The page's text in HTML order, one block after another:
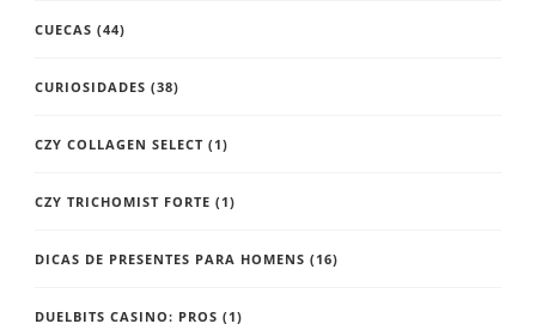
CUECAS (44)
CURIOSIDADES (38)
CZY COLLAGEN SELECT (1)
CZY TRICHOMIST FORTE (1)
DICAS DE PRESENTES PARA HOMENS (16)
DUELBITS CASINO: PROS (1)